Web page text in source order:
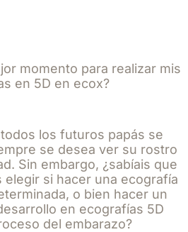
momento para realizar mis
en 5D en ecox?
los futuros papás se
se desea ver su rostro
Sin embargo, ¿sabíais que
elegir si hacer una ecografía
o bien hacer un
en ecografías 5D
del embarazo?